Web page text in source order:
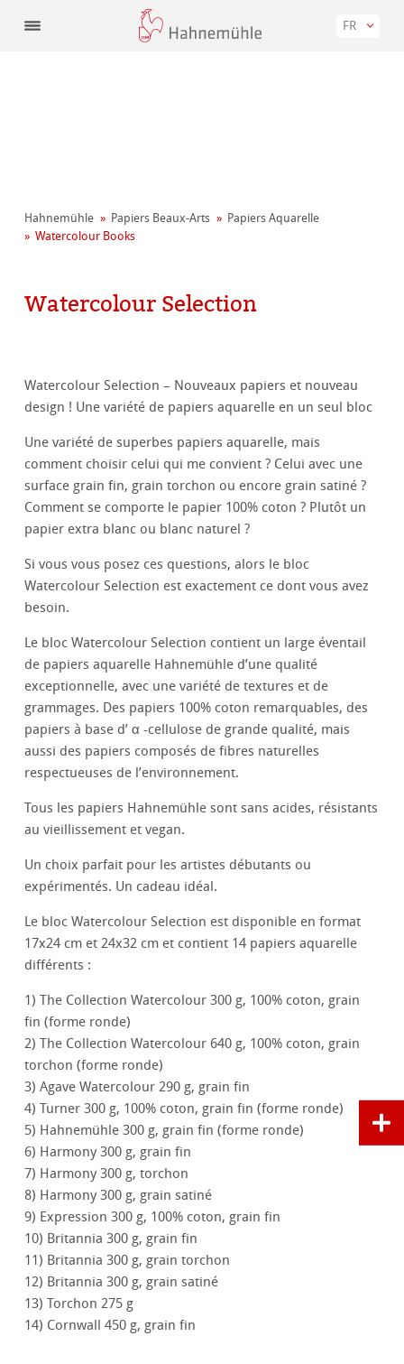
FR
Hahnemühle Papiers Beaux-Arts
Papiers Aquarelle
Watercolour Books
Watercolour Selection
Watercolour Selection – Nouveaux papiers et nouveau
design ! Une variété de papiers aquarelle en un seul bloc
Une variété de superbes papiers aquarelle, mais
comment choisir celui qui me convient ? Celui avec une
surface grain fin, grain torchon ou encore grain satiné ?
Comment se comporte le papier 100% coton ? Plutôt un
papier extra blanc ou blanc naturel ?
Si vous vous posez ces questions, alors le bloc
Watercolour Selection est exactement ce dont vous avez
besoin.
Le bloc Watercolour Selection contient un large éventail
de papiers aquarelle Hahnemühle d’une qualité
exceptionnelle, avec une variété de textures et de
grammages. Des papiers 100% coton remarquables, des
papiers à base d’ α -cellulose de grande qualité, mais
aussi des papiers composés de fibres naturelles
respectueuses de l’environnement.
Tous les papiers Hahnemühle sont sans acides, résistants
au vieillissement et vegan.
Un choix parfait pour les artistes débutants ou
expérimentés. Un cadeau idéal.
Le bloc Watercolour Selection est disponible en format
17x24 cm et 24x32 cm et contient 14 papiers aquarelle
différents :
1) The Collection Watercolour 300 g, 100% coton, grain
fin (forme ronde)
2) The Collection Watercolour 640 g, 100% coton, grain
torchon (forme ronde)
3) Agave Watercolour 290 g, grain fin
4) Turner 300 g, 100% coton, grain fin (forme ronde)
5) Hahnemühle 300 g, grain fin (forme ronde)
6) Harmony 300 g, grain fin
7) Harmony 300 g, torchon
8) Harmony 300 g, grain satiné
9) Expression 300 g, 100% coton, grain fin
10) Britannia 300 g, grain fin
11) Britannia 300 g, grain torchon
12) Britannia 300 g, grain satiné
13) Torchon 275 g
14) Cornwall 450 g, grain fin